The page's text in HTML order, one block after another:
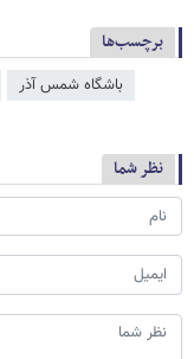
برچسب‌ها
باشگاه شمس آذر
نظر شما